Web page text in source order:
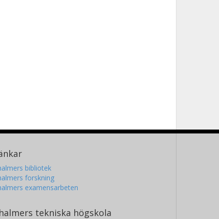
bibliotek
forskning
examensarbeten
tekniska högskola